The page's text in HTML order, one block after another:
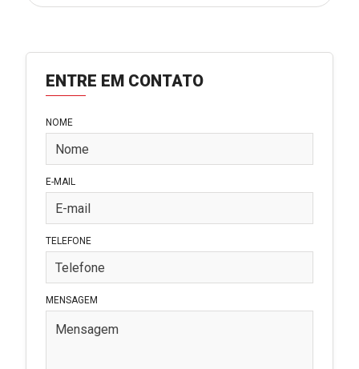
ENTRE EM CONTATO
NOME
E-MAIL
TELEFONE
MENSAGEM